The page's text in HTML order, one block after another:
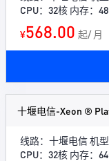
CPU：32核 内存：
¥568.00 起/ 月
十堰电信-Xeon ®
线路：十堰电信 机
CPU：32核 内存：